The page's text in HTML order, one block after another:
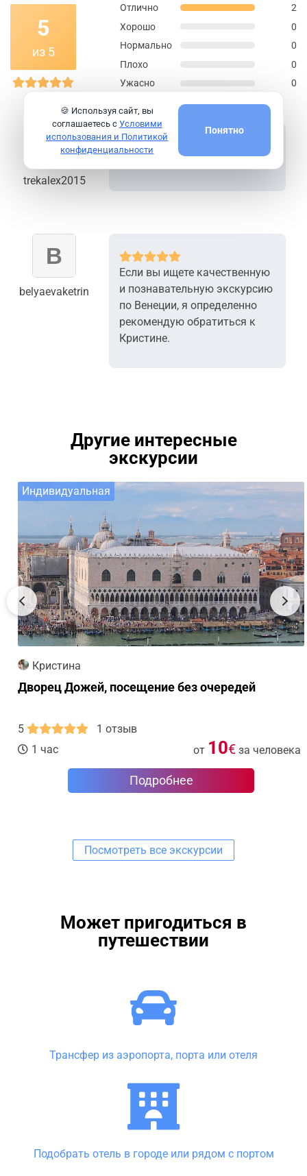
5
из 5
Отлично
2
Хорошо
0
Нормально
0
Плохо
0
Ужасно
0
trekalex2015
belyaevaketrin
Если вы ищете качественную
и познавательную экскурсию
по Венеции, я определенно
рекомендую обратиться к
Кристине.
Другие интересные
экскурсии
Индивидуальная
Кристина
Дворец Дожей, посещение без очередей
1 отзыв
1 час
от 10€ за человека
Подробнее
Посмотреть все экскурсии
Может пригодиться в
путешествии
Трансфер из аэропорта, порта или отеля
Подобрать отель в городе или рядом с портом
🍪 Используя сайт, вы
соглашаетесь с Условими
использования и Политикой
конфиденциальности
Понятно